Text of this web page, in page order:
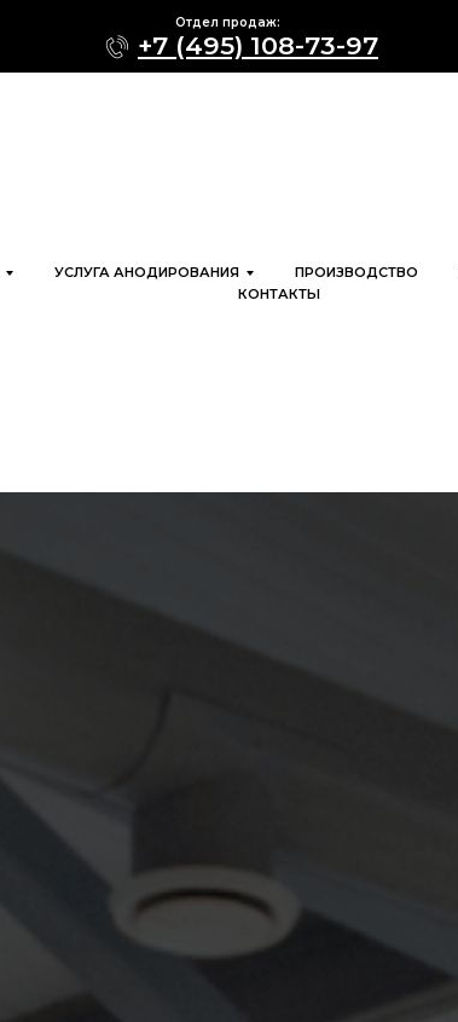
+7 (495) 108-73-97
Отдел продаж:
УСЛУГА АНОДИРОВАНИЯ ПРОИЗВОДСТВО
КОНТАКТЫ